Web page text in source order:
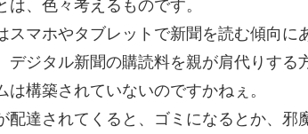
、色々考えるものです。
スマホやタブレットで新聞を読む傾向に
デジタル新聞の購読料を親が肩代りする
構築されていないのですかねぇ。
配達されてくると、ゴミになるとか、邪